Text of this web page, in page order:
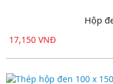
Hộp
17,150 VNĐ